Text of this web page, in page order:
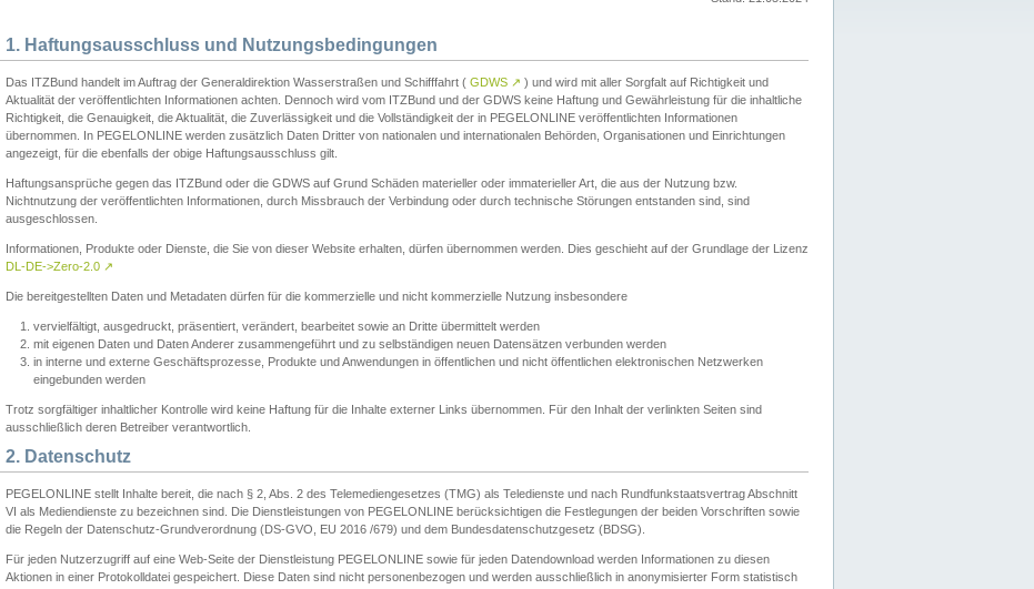
1. Haftungsausschluss und Nutzungsbedingungen
Das ITZBund handelt im Auftrag der Generaldirektion Wasserstraßen und Schifffahrt ( GDWS ↗ ) und wird mit aller Sorgfalt auf Richtigkeit und
Aktualität der veröffentlichten Informationen achten. Dennoch wird vom ITZBund und der GDWS keine Haftung und Gewährleistung für die inhaltliche
Richtigkeit, die Genauigkeit, die Aktualität, die Zuverlässigkeit und die Vollständigkeit der in PEGELONLINE veröffentlichten Informationen
übernommen. In PEGELONLINE werden zusätzlich Daten Dritter von nationalen und internationalen Behörden, Organisationen und Einrichtungen
angezeigt, für die ebenfalls der obige Haftungsausschluss gilt.
Haftungsansprüche gegen das ITZBund oder die GDWS auf Grund Schäden materieller oder immaterieller Art, die aus der Nutzung bzw.
Nichtnutzung der veröffentlichten Informationen, durch Missbrauch der Verbindung oder durch technische Störungen entstanden sind, sind
ausgeschlossen.
Informationen, Produkte oder Dienste, die Sie von dieser Website erhalten, dürfen übernommen werden. Dies geschieht auf der Grundlage der Lizenz
DL-DE->Zero-2.0 ↗
Die bereitgestellten Daten und Metadaten dürfen für die kommerzielle und nicht kommerzielle Nutzung insbesondere
vervielfältigt, ausgedruckt, präsentiert, verändert, bearbeitet sowie an Dritte übermittelt werden
mit eigenen Daten und Daten Anderer zusammengeführt und zu selbständigen neuen Datensätzen verbunden werden
in interne und externe Geschäftsprozesse, Produkte und Anwendungen in öffentlichen und nicht öffentlichen elektronischen Netzwerken
eingebunden werden
Trotz sorgfältiger inhaltlicher Kontrolle wird keine Haftung für die Inhalte externer Links übernommen. Für den Inhalt der verlinkten Seiten sind
ausschließlich deren Betreiber verantwortlich.
2. Datenschutz
PEGELONLINE stellt Inhalte bereit, die nach § 2, Abs. 2 des Telemediengesetzes (TMG) als Teledienste und nach Rundfunkstaatsvertrag Abschnitt
VI als Mediendienste zu bezeichnen sind. Die Dienstleistungen von PEGELONLINE berücksichtigen die Festlegungen der beiden Vorschriften sowie
die Regeln der Datenschutz-Grundverordnung (DS-GVO, EU 2016 /679) und dem Bundesdatenschutzgesetz (BDSG).
Für jeden Nutzerzugriff auf eine Web-Seite der Dienstleistung PEGELONLINE sowie für jeden Datendownload werden Informationen zu diesen
Aktionen in einer Protokolldatei gespeichert. Diese Daten sind nicht personenbezogen und werden ausschließlich in anonymisierter Form statistisch